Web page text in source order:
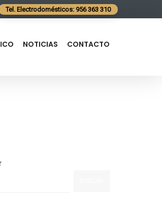
Tel. Electrodomésticos: 956 363 310
NOTICIAS CONTACTO